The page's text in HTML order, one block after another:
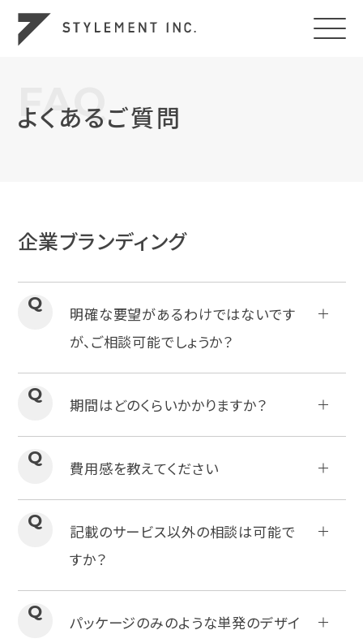
FAQ
よくあるご質問
企業ブランディング
Q
明確な要望があるわけではないです
が、ご相談可能でしょうか？
A
解決したい課題、目指すビジョンなどを整
理し、最適なソリューションをご提案いたし
ます。まずは気軽にご相談ください。
Q 期間はどのくらいかかりますか？
A
って期間が変わりますが、半年～1年ほど
です。進行方法によって、期間をコンパクト
にすることも可能ですので、まずはお気軽
にご相談ください。
Q 費用感を教えてください
A
変わりますので、詳しくはお問い合わせくだ
さい。内容をお伺いし、お見積りを提出させ
ていただきます。
Q
記載のサービス以外の相談は可能で
すか？
A
す。またプロジェクトごとに、目的や解決し
Q
パッケージのみのような単発のデザイ